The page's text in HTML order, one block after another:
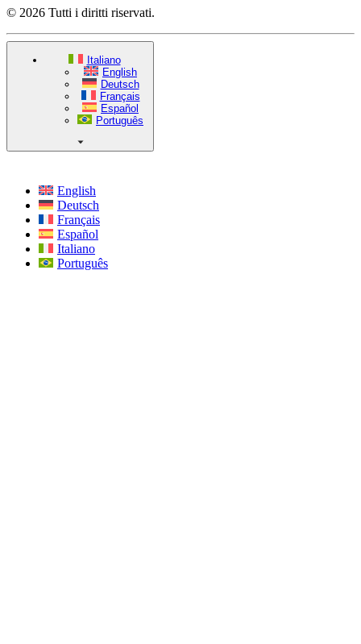
© 2026 Tutti i diritti riservati.
Italiano
English
Deutsch
Français
Español
Português
English
Deutsch
Français
Español
Italiano
Português